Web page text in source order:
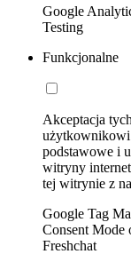
Google
Testing
Funkcjonalne
Akceptacja
użytkownikowi
podstawowe i
witryny
tej witrynie z
Google Tag
Consent Mode
Freshchat